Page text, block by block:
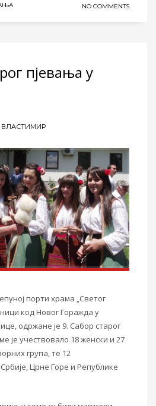
NO COMMENTS
пјевања у
ВЛАСТИМИР
порти храма „Светог
код Новог Горажда у
одржане је 9. Сабор старог
је учествовало 18 женски и 27
група, те 12
Црне Горе и Републике